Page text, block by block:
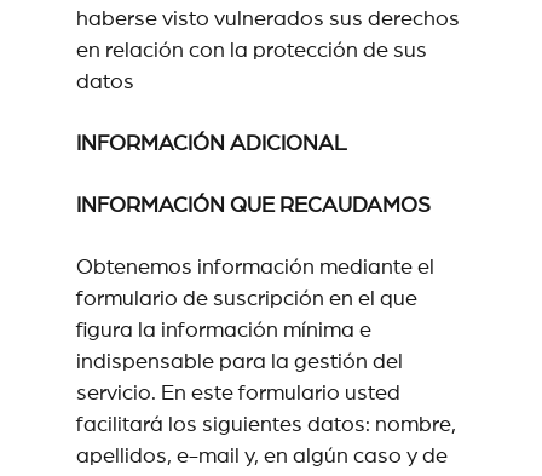
haberse visto vulnerados sus derechos
en relación con la protección de sus
datos
INFORMACIÓN ADICIONAL
INFORMACIÓN QUE RECAUDAMOS
Obtenemos información mediante el
formulario de suscripción en el que
figura la información mínima e
indispensable para la gestión del
servicio. En este formulario usted
facilitará los siguientes datos: nombre,
apellidos, e-mail y, en algún caso y de